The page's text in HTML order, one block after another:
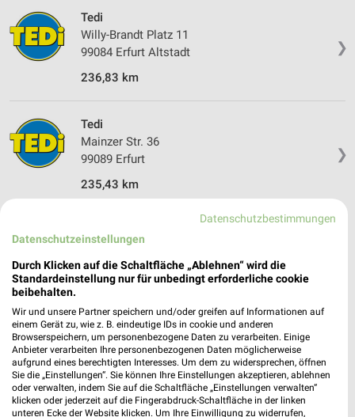
❯
Tedi
Willy-Brandt Platz 11
99084 Erfurt Altstadt
236,83 km
❯
Tedi
Mainzer Str. 36
99089 Erfurt
235,43 km
Tedi
Berliner Platz 6
99091 Erfurt
Datenschutzbestimmungen
Datenschutzeinstellungen
Durch Klicken auf die Schaltfläche „Ablehnen“ wird die
Standardeinstellung nur für unbedingt erforderliche cookie
beibehalten.
Wir und unsere Partner speichern und/oder greifen auf Informationen auf
einem Gerät zu, wie z. B. eindeutige IDs in cookie und anderen
Browserspeichern, um personenbezogene Daten zu verarbeiten. Einige
Anbieter verarbeiten Ihre personenbezogenen Daten möglicherweise
aufgrund eines berechtigten Interesses. Um dem zu widersprechen, öffnen
Sie die „Einstellungen“. Sie können Ihre Einstellungen akzeptieren, ablehnen
oder verwalten, indem Sie auf die Schaltfläche „Einstellungen verwalten“
klicken oder jederzeit auf die Fingerabdruck-Schaltfläche in der linken
unteren Ecke der Website klicken. Um Ihre Einwilligung zu widerrufen,